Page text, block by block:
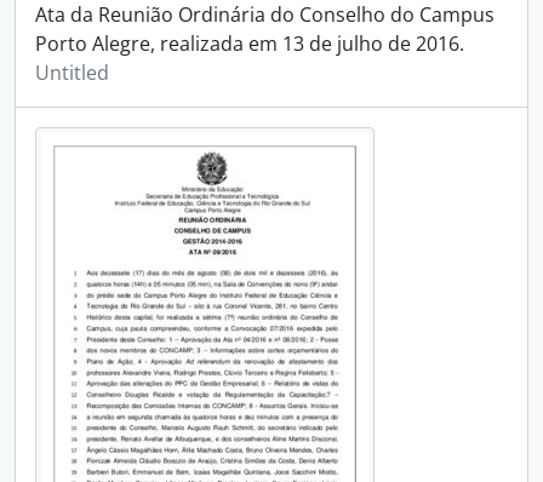
Ata da Reunião Ordinária do Conselho do Campus
Porto Alegre, realizada em 13 de julho de 2016.
Untitled